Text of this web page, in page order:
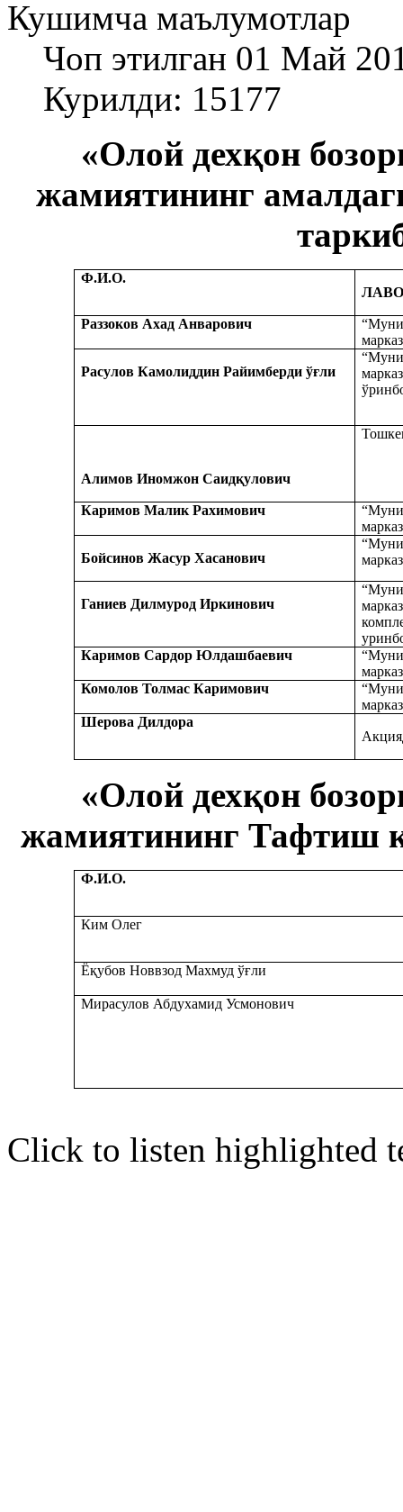
Кушимча маълумотлар
Чоп этилган 01 Май
Курилди: 15177
«Олой дехқон
жамиятининг
Ф.И.О.
Раззоков Ахад Анварович
Расулов Камолиддин Райимбердиўғли
Алимов Иномжон Саидқулович
Каримов Малик Рахимович
Бойсинов Жасур Хасанович
Ганиев Дилмурод Иркинович
Каримов Сардор Юлдашбаевич
Комолов Толмас Каримович
Шерова Дилдора
«Олой дехқон
жамиятининг Тафтиш
Ф.И.О.
Ким Олег
Ёқубов Новвзод Махмуд ўғли
Мирасулов Абдухамид Усмонович
Click to listen highlighted